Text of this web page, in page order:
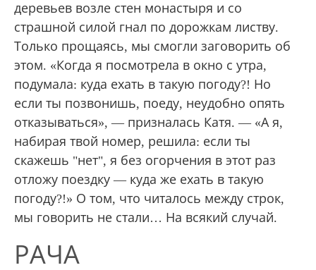
деревьев возле стен монастыря и со
страшной силой гнал по дорожкам листву.
Только прощаясь, мы смогли заговорить об
этом. «Когда я посмотрела в окно с утра,
подумала: куда ехать в такую погоду?! Но
если ты позвонишь, поеду, неудобно опять
отказываться», — призналась Катя. — «А я,
набирая твой номер, решила: если ты
скажешь "нет", я без огорчения в этот раз
отложу поездку — куда же ехать в такую
погоду?!» О том, что читалось между строк,
мы говорить не стали… На всякий случай.
РАЧА